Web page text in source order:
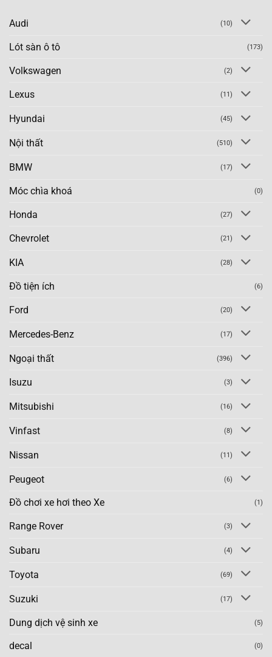
Audi (10)
Lót sàn ô tô (173)
Volkswagen (2)
Lexus (11)
Hyundai (45)
Nội thất (510)
BMW (17)
Móc chìa khoá (0)
Honda (27)
Chevrolet (21)
KIA (28)
Đồ tiện ích (6)
Ford (20)
Mercedes-Benz (17)
Ngoại thất (396)
Isuzu (3)
Mitsubishi (16)
Vinfast (8)
Nissan (11)
Peugeot (6)
Đồ chơi xe hơi theo Xe (1)
Range Rover (3)
Subaru (4)
Toyota (69)
Suzuki (17)
Dung dịch vệ sinh xe (5)
decal (0)